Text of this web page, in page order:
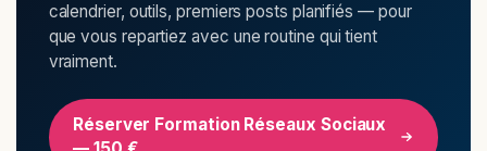
calendrier, outils, premiers posts planifiés — pour
que vous repartiez avec une routine qui tient
vraiment.
Réserver Formation Réseaux Sociaux